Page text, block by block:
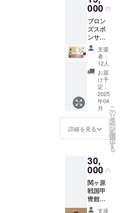
ご予約
です
（最低
一週間
前）。
※壊れ
物、貴
重品、
高額商
品等の
お預か
りはで
きませ
ん。
シャツ
を提供
しま
す。 ・
サイズ
展開：
M, L, XL
・カ
ラー展
開：
白、青
※画像は
イメー
ジでデ
ザイン
が修正
ます。
000 円
ブロン
ズスポ
ンサー♪
ブロン
ズスポ
ンサー
様とし
て、ご
支援者
様のお
名前
（ニッ
クネー
ム）を
印字し
製ブロ
ンズプ
レート
（120x
30㎜）
を陣
屋”関ヶ
支援
者：
12人
お届
け予
定：
2025
年04
月
詳細を見る
こ
の
リ
タ
ー
ン
を
選
択
す
る
30,
000 円
関ヶ原
戦国甲
冑館グ
ループ
支援